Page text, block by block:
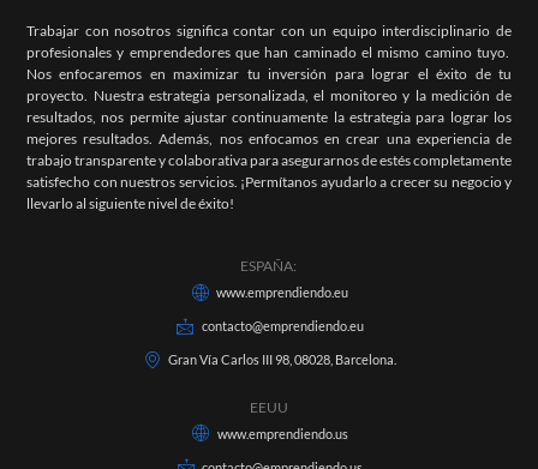
Trabajar con nosotros significa contar con un equipo interdisciplinario de
profesionales y emprendedores que han caminado el mismo camino tuyo.
Nos enfocaremos en maximizar tu inversión para lograr el éxito de tu
proyecto. Nuestra estrategia personalizada, el monitoreo y la medición de
resultados, nos permite ajustar continuamente la estrategia para lograr los
mejores resultados. Además, nos enfocamos en crear una experiencia de
trabajo transparente y colaborativa para asegurarnos de estés completamente
satisfecho con nuestros servicios. ¡Permítanos ayudarlo a crecer su negocio y
llevarlo al siguiente nivel de éxito!
ESPAÑA:
www.emprendiendo.eu
contacto@emprendiendo.eu
Gran Vía Carlos III 98, 08028, Barcelona.
EEUU
www.emprendiendo.us